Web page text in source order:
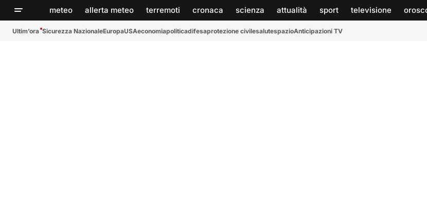
meteo allerta meteo terremoti cronaca scienza attualità sport televisione
Ultim’ora Sicurezza NazionaleEuropaUSAeconomiapoliticadifesaprotezione civilesalutespazioAnticipazioni TV